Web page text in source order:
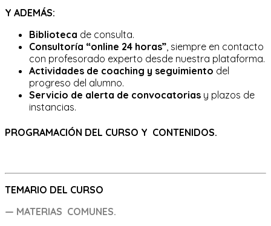
Y ADEMÁS:
Biblioteca de consulta.
Consultoría “online 24 horas”, siempre en contacto
con profesorado experto desde nuestra plataforma.
Actividades de coaching y seguimiento del
progreso del alumno.
Servicio de alerta de convocatorias y plazos de
instancias.
PROGRAMACIÓN DEL CURSO Y CONTENIDOS.
TEMARIO DEL CURSO
— MATERIAS COMUNES.